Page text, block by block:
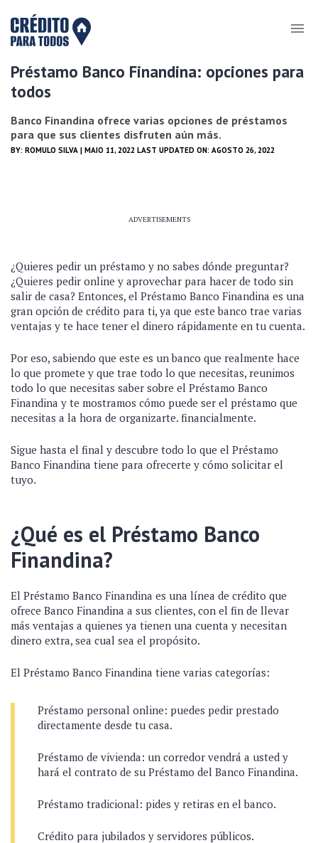
Préstamo Banco Finandina: opciones para
todos
Banco Finandina ofrece varias opciones de préstamos
para que sus clientes disfruten aún más.
BY: ROMULO SILVA | MAIO 11, 2022 LAST UPDATED ON: AGOSTO 26, 2022
ADVERTISEMENTS
¿Quieres pedir un préstamo y no sabes dónde preguntar?
¿Quieres pedir online y aprovechar para hacer de todo sin
salir de casa? Entonces, el Préstamo Banco Finandina es una
gran opción de crédito para ti, ya que este banco trae varias
ventajas y te hace tener el dinero rápidamente en tu cuenta.
Por eso, sabiendo que este es un banco que realmente hace
lo que promete y que trae todo lo que necesitas, reunimos
todo lo que necesitas saber sobre el Préstamo Banco
Finandina y te mostramos cómo puede ser el préstamo que
necesitas a la hora de organizarte. financialmente.
Sigue hasta el final y descubre todo lo que el Préstamo
Banco Finandina tiene para ofrecerte y cómo solicitar el
tuyo.
¿Qué es el Préstamo Banco
Finandina?
El Préstamo Banco Finandina es una línea de crédito que
ofrece Banco Finandina a sus clientes, con el fin de llevar
más ventajas a quienes ya tienen una cuenta y necesitan
dinero extra, sea cual sea el propósito.
El Préstamo Banco Finandina tiene varias categorías:
Préstamo personal online: puedes pedir prestado
directamente desde tu casa.
Préstamo de vivienda: un corredor vendrá a usted y
hará el contrato de su Préstamo del Banco Finandina.
Préstamo tradicional: pides y retiras en el banco.
Crédito para jubilados y servidores públicos.